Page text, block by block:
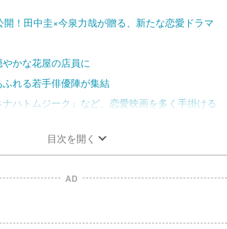
！田中圭×今泉力哉が贈る、新たな恋愛ドラマ
かな花屋の店員に
れる若手俳優陣が集結
ハトムジーク』など、恋愛映画を多く手掛ける
目次を開く
AD